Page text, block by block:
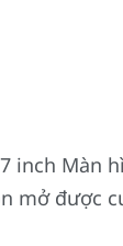
Màn
mở được